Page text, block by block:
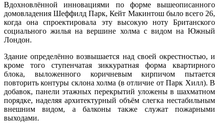
Вдохновлённой инновациями по форме вышеописанного
домовладения Шеффилд Парк, Кейт Макинтош было всего 26,
когда она спроектировала эту высокую ноту Британского
социального жилья на вершине холма с видом на Южный
Лондон.
Здание определённо возвышается над своей окрестностью, и
кроме того ступенчатая зиккуратная форма квартирного
блока, выложенного коричневым кирпичом пытается
повторить контуры склона холма (в отличие от Парк Хилл). В
добавок, панели этажных перекрытий уложены в шахматном
порядке, наделяя архитектурный объём слегка нестабильным
внешним видом, а балконы также служат пожарными
выходами.